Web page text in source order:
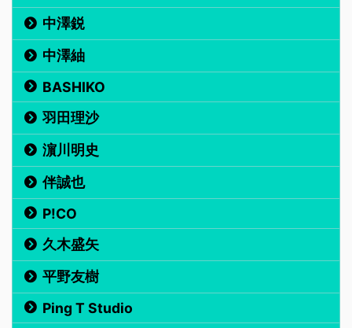
中澤鋭
中澤紬
BASHIKO
羽田理沙
濵川明史
伴誠也
P!CO
久木盛矢
平野友樹
Ping T Studio